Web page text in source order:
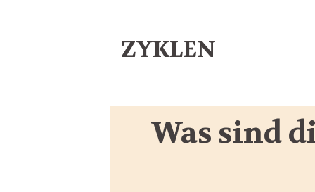
ZYKLEN
Was sind